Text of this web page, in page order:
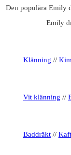
Den populära Emily
Emily
Klänning //
Vit klänning //
Baddräkt //